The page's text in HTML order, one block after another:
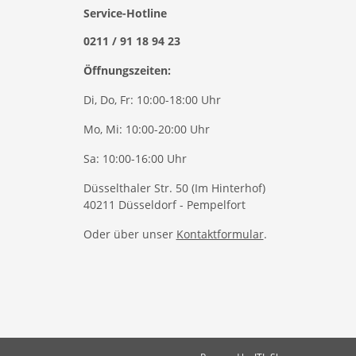
Service-Hotline
0211 / 91 18 94 23
Öffnungszeiten:
Di, Do, Fr: 10:00-18:00 Uhr
Mo, Mi: 10:00-20:00 Uhr
Sa: 10:00-16:00 Uhr
Düsselthaler Str. 50 (Im Hinterhof)
40211 Düsseldorf - Pempelfort
Oder über unser Kontaktformular.